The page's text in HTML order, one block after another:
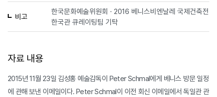
비고
한국문화예술위원회 · 2016 베니스비엔날레 국제건축전
한국관 큐레이팅팀 기탁
자료 내용
2015년 11월 23일 김성홍 예술감독이 Peter Schmal에게 베니스 방문 일정
에 관해 보낸 이메일이다. Peter Schmal이 이전 회신 이메일에서 독일관 관